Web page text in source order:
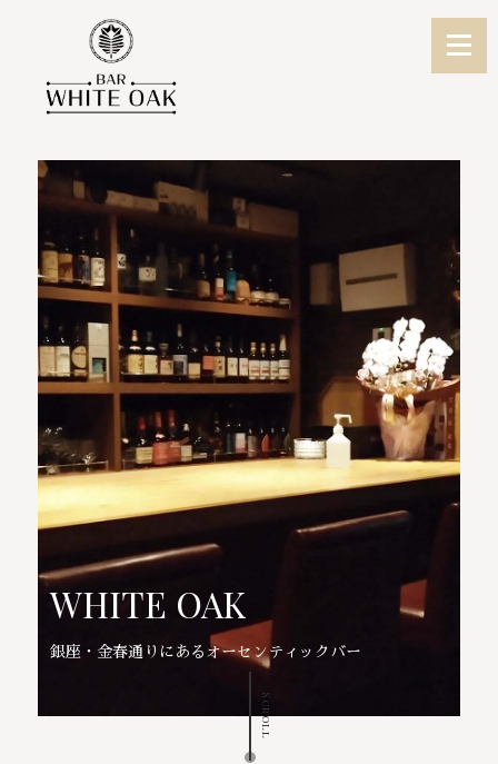
WHITE OAK
銀座・金春通りにあるオーセンティックバー
Scroll